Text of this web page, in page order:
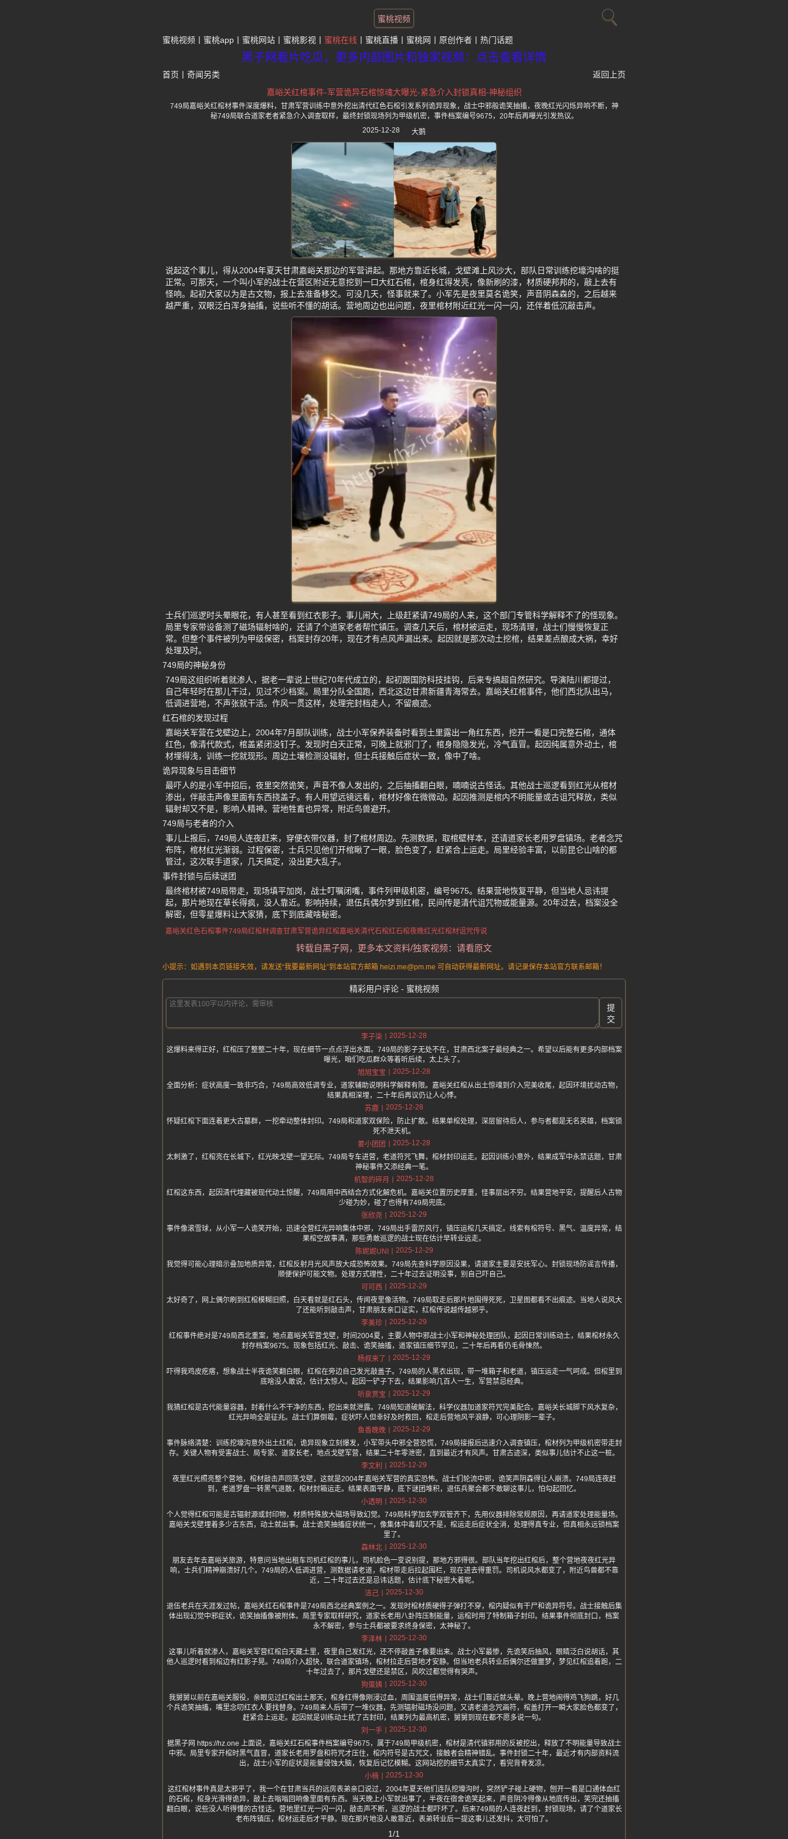
蜜桃视频
蜜桃视频 蜜桃app 蜜桃网站 蜜桃影视 蜜桃在线 蜜桃直播 蜜桃网 原创作者 热门话题
黑子网看片吃瓜，更多内部图片和独家视频：点击查看详情
首页 奇闻另类
返回上页
嘉峪关红棺事件-军营诡异石棺惊魂大曝光-紧急介入封锁真相-神秘组织
749局嘉峪关红棺材事件深度爆料，甘肃军营训练中意外挖出清代红色石棺引发系列诡异现象，战士中邪般诡笑抽搐，夜晚红光闪烁异响不断，神
秘749局联合道家老者紧急介入调查取样，最终封锁现场列为甲级机密，事件档案编号9675，20年后再曝光引发热议。
2025-12-28
大鹅
说起这个事儿，得从2004年夏天甘肃嘉峪关那边的军营讲起。那地方靠近长城，戈壁滩上风沙大，部队日常训练挖壕沟啥的挺
正常。可那天，一个叫小军的战士在营区附近无意挖到一口大红石棺，棺身红得发亮，像新刷的漆，材质硬邦邦的，敲上去有
怪响。起初大家以为是古文物，报上去准备移交。可没几天，怪事就来了。小军先是夜里莫名诡笑，声音阴森森的，之后越来
越严重，双眼泛白浑身抽搐，说些听不懂的胡话。营地周边也出问题，夜里棺材附近红光一闪一闪，还伴着低沉敲击声。
士兵们巡逻时头晕眼花，有人甚至看到红衣影子。事儿闹大，上级赶紧请749局的人来，这个部门专管科学解释不了的怪现象。
局里专家带设备测了磁场辐射啥的，还请了个道家老者帮忙镇压。调查几天后，棺材被运走，现场清理，战士们慢慢恢复正
常。但整个事件被列为甲级保密，档案封存20年，现在才有点风声漏出来。起因就是那次动土挖棺，结果差点酿成大祸，幸好
处理及时。
749局的神秘身份
749局这组织听着就渗人，据老一辈说上世纪70年代成立的，起初跟国防科技挂钩，后来专搞超自然研究。导演陆川都提过，
自己年轻时在那儿干过，见过不少档案。局里分队全国跑，西北这边甘肃新疆青海常去。嘉峪关红棺事件，他们西北队出马，
低调进营地，不声张就干活。作风一贯这样，处理完封档走人，不留痕迹。
红石棺的发现过程
嘉峪关军营在戈壁边上，2004年7月部队训练，战士小军保养装备时看到土里露出一角红东西，挖开一看是口完整石棺，通体
红色，像清代款式，棺盖紧闭没钉子。发现时白天正常，可晚上就邪门了，棺身隐隐发光，冷气直冒。起因纯属意外动土，棺
材埋得浅，训练一挖就现形。周边土壤检测没辐射，但士兵接触后症状一致，像中了啥。
诡异现象与目击细节
最吓人的是小军中招后，夜里突然诡笑，声音不像人发出的，之后抽搐翻白眼，喃喃说古怪话。其他战士巡逻看到红光从棺材
渗出，伴敲击声像里面有东西挠盖子。有人用望远镜远看，棺材好像在微微动。起因推测是棺内不明能量或古诅咒释放，类似
辐射却又不是，影响人精神。营地牲畜也异常，附近鸟兽避开。
749局与老者的介入
事儿上报后，749局人连夜赶来，穿便衣带仪器，封了棺材周边。先测数据，取棺壁样本，还请道家长老用罗盘镇场。老者念咒
布阵，棺材红光渐弱。过程保密，士兵只见他们开棺瞅了一眼，脸色变了，赶紧合上运走。局里经验丰富，以前昆仑山啥的都
管过，这次联手道家，几天搞定，没出更大乱子。
事件封锁与后续谜团
最终棺材被749局带走，现场填平加岗，战士叮嘱闭嘴，事件列甲级机密，编号9675。结果营地恢复平静，但当地人忌讳提
起，那片地现在草长得疯，没人靠近。影响持续，退伍兵偶尔梦到红棺，民间传是清代诅咒物或能量源。20年过去，档案没全
解密，但零星爆料让大家猜，底下到底藏啥秘密。
嘉峪关红色石棺事件749局红棺材调查甘肃军营诡异红棺嘉峪关清代石棺红石棺夜晚红光红棺材诅咒传说
转载自黑子网，更多本文资料/独家视频：请看原文
小提示：如遇到本页链接失效，请发送“我要最新网址”到本站官方邮箱 heizi.me@pm.me 可自动获得最新网址。请记录保存本站官方联系邮箱！
精彩用户评论 - 蜜桃视频
提
交
李子柒
2025-12-28
这爆料来得正好，红棺压了整整二十年，现在细节一点点浮出水面。749局的影子无处不在，甘肃西北案子最经典之一。希望以后能有更多内部档案
曝光，咱们吃瓜群众等着听后续，太上头了。
旭旭宝宝
2025-12-28
全面分析：症状高度一致非巧合，749局高效低调专业，道家辅助说明科学解释有限。嘉峪关红棺从出土惊魂到介入完美收尾，起因环境扰动古物，
结果真相深埋，二十年后再议仍让人心悸。
苏鹿
2025-12-28
怀疑红棺下面连着更大古墓群，一挖牵动整体封印。749局和道家双保险，防止扩散。结果单棺处理，深层留待后人，参与者都是无名英雄，档案锁
死不泄天机。
姜小团团
2025-12-28
太刺激了，红棺亮在长城下，红光映戈壁一望无际。749局专车进营，老道符咒飞舞，棺材封印运走。起因训练小意外，结果成军中永禁话题，甘肃
神秘事件又添经典一笔。
机智的碎月
2025-12-28
红棺这东西，起因清代埋藏被现代动土惊醒，749局用中西结合方式化解危机。嘉峪关位置历史厚重，怪事层出不穷。结果营地平安，提醒后人古物
少碰为妙，碰了也得有749局兜底。
张欣尧
2025-12-29
事件像滚雪球，从小军一人诡笑开始，迅速全营红光异响集体中邪，749局出手雷厉风行，镇压运棺几天搞定。线索有棺符号、黑气、温度异常，结
果棺空故事满，那些勇敢巡逻的战士现在估计早转业远走。
陈妮妮UNI
2025-12-29
我觉得可能心理暗示叠加地质异常，红棺反射月光风声放大成恐怖效果。749局先查科学原因没果，请道家主要是安抚军心。封锁现场防谣言传播，
顺便保护可能文物。处理方式理性，二十年过去证明没事，别自己吓自己。
可可西
2025-12-29
太好奇了，网上偶尔刷到红棺模糊旧照，白天看就是红石头，传闻夜里像活物。749局取走后那片地围得死死，卫星图都看不出痕迹。当地人说风大
了还能听到敲击声，甘肃朋友亲口证实，红棺传说越传越邪乎。
李美珍
2025-12-29
红棺事件绝对是749局西北重案，地点嘉峪关军营戈壁，时间2004夏，主要人物中邪战士小军和神秘处理团队，起因日常训练动土，结果棺材永久
封存档案9675。现象包括红光、敲击、诡笑抽搐，道家镇压细节罕见，二十年后再看仍毛骨悚然。
杨叔来了
2025-12-29
吓得我鸡皮疙瘩，想象战士半夜诡笑翻白眼，红棺在旁边自己发光敲盖子。749局的人黑衣出现，带一堆箱子和老道，镇压运走一气呵成。但棺里到
底啥没人敢说，估计太惊人。起因一铲子下去，结果影响几百人一生，军营禁忌经典。
听泉赏宝
2025-12-29
我猜红棺是古代能量容器，封着什么不干净的东西，挖出来就泄露。749局知道破解法，科学仪器加道家符咒完美配合。嘉峪关长城脚下风水复杂，
红光异响全是征兆。战士们算倒霉，症状吓人但幸好及时救回，棺走后营地风平浪静，可心理阴影一辈子。
鱼香晚晚
2025-12-29
事件脉络清楚：训练挖壕沟意外出土红棺，诡异现象立刻爆发，小军带头中邪全营恐慌，749局接报后迅速介入调查镇压，棺材列为甲级机密带走封
存。关键人物有受害战士、局专家、道家长老，地点戈壁军营，结果二十年零泄密，直到最近才有风声。甘肃古迹深，类似事儿估计不止这一桩。
李文利
2025-12-29
夜里红光照亮整个营地，棺材敲击声回荡戈壁，这就是2004年嘉峪关军营的真实恐怖。战士们轮流中邪，诡笑声阴森得让人崩溃。749局连夜赶
到，老道罗盘一转黑气退散，棺材封箱运走。结果表面平静，底下谜团堆积，退伍兵聚会都不敢聊这事儿，怕勾起回忆。
小透明
2025-12-30
个人觉得红棺可能是古辐射源或封印物，材质特殊放大磁场导致幻觉。749局科学加玄学双管齐下，先用仪器排除常规原因，再请道家处理能量场。
嘉峪关戈壁埋着多少古东西，动土就出事。战士诡笑抽搐症状统一，像集体中毒却又不是，棺运走后症状全消，处理得真专业，但真相永远锁档案
里了。
森林北
2025-12-30
朋友去年去嘉峪关旅游，特意问当地出租车司机红棺的事儿，司机脸色一变说别提，那地方邪得很。部队当年挖出红棺后，整个营地夜夜红光异
响，士兵们精神崩溃好几个。749局的人低调进营，测数据请老道，棺材带走后拉起围栏，现在进去得重罚。司机说风水都变了，附近鸟兽都不靠
近，二十年过去还是忌讳话题，估计底下秘密大着呢。
洁己
2025-12-30
退伍老兵在天涯发过帖，嘉峪关红石棺事件是749局西北经典案例之一。发现时棺材质硬得子弹打不穿，棺内疑似有干尸和诡异符号。战士接触后集
体出现幻觉中邪症状，诡笑抽搐像被附体。局里专家取样研究，道家长老用八卦阵压制能量，运棺时用了特制箱子封印。结果事件彻底封口，档案
永不解密，参与士兵都被要求终身保密，太神秘了。
李泽林
2025-12-30
这事儿听着就渗人，嘉峪关军营红棺白天藏土里，夜里自己发红光，还不停敲盖子像要出来。战士小军最惨，先诡笑后抽风，眼睛泛白说胡话，其
他人巡逻时看到棺边有红影子晃。749局介入超快，联合道家镇场，棺材拉走后营地才安静。但当地老兵转业后偶尔还做噩梦，梦见红棺追着跑，二
十年过去了，那片戈壁还是禁区，风吹过都觉得有哭声。
狗蛋姨
2025-12-30
我舅舅以前在嘉峪关服役，亲眼见过红棺出土那天，棺身红得像刚浸过血，周围温度低得异常，战士们靠近就头晕。晚上营地闹得鸡飞狗跳，好几
个兵诡笑抽搐，嘴里念叨红衣人要找替身。749局来人后带了一堆仪器，先测辐射磁场没问题，又请老道念咒画符，棺盖打开一瞬大家脸色都变了，
赶紧合上运走。起因就是训练动土扰了古封印，结果列为最高机密，舅舅到现在都不愿多说一句。
刘一手
2025-12-30
据黑子网 https://hz.one 上面说，嘉峪关红石棺事件档案编号9675，属于749局甲级机密，棺材是清代镇邪用的反被挖出，释放了不明能量导致战士
中邪。局里专家开棺时黑气直冒，道家长老用罗盘和符咒才压住，棺内符号是古咒文，接触者会精神错乱。事件封锁二十年，最近才有内部资料流
出，战士小军的症状是能量侵蚀大脑，恢复后记忆模糊。这网站挖的细节太真实了，看完背脊发凉。
小楠
2025-12-30
这红棺材事件真是太邪乎了，我一个在甘肃当兵的远房表弟亲口说过，2004年夏天他们连队挖壕沟时，突然铲子碰上硬物，刨开一看是口通体血红
的石棺，棺身光滑得诡异，敲上去嗡嗡回响像里面有东西。当天晚上小军就出事了，半夜在宿舍诡笑起来，声音阴冷得像从地底传出，笑完还抽搐
翻白眼，说些没人听得懂的古怪话。营地里红光一闪一闪，敲击声不断，巡逻的战士都吓坏了。后来749局的人连夜赶到，封锁现场，请了个道家长
老布阵镇压，棺材运走后才平静。现在那片地没人敢靠近，表弟转业后一提这事儿还发抖，太可怕了。
1/1